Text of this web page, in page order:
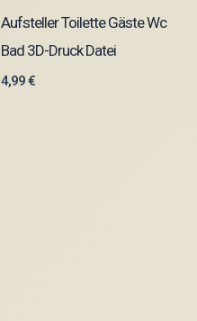
Aufsteller Toilette Gäste Wc
Bad 3D-Druck Datei
4,99€